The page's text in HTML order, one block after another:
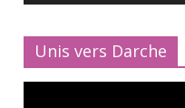
Unis vers Darche